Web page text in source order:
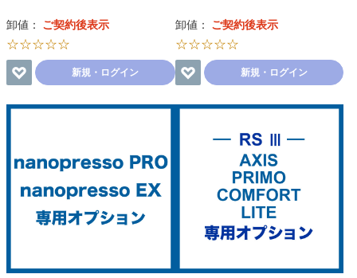
卸値： ご契約後表示
☆☆☆☆☆
新規・ログイン
卸値： ご契約後表示
☆☆☆☆☆
新規・ログイン